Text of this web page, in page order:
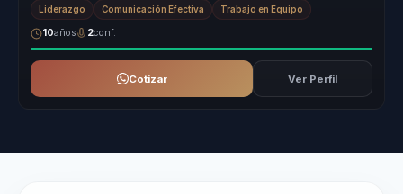
Liderazgo Comunicación Efectiva Trabajo en Equipo
10años 2conf.
Cotizar Ver Perfil